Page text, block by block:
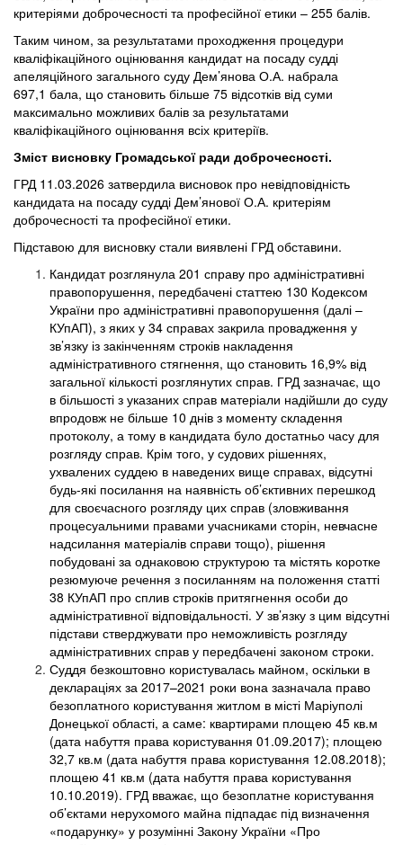
критеріями доброчесності та професійної етики – 255 балів.
Таким чином, за результатами проходження процедури
кваліфікаційного оцінювання кандидат на посаду судді
апеляційного загального суду Дем’янова О.А. набрала
697,1 бала, що становить більше 75 відсотків від суми
максимально можливих балів за результатами
кваліфікаційного оцінювання всіх критеріїв.
Зміст висновку Громадської ради доброчесності.
ГРД 11.03.2026 затвердила висновок про невідповідність
кандидата на посаду судді Дем’янової О.А. критеріям
доброчесності та професійної етики.
Підставою для висновку стали виявлені ГРД обставини.
Кандидат розглянула 201 справу про адміністративні
правопорушення, передбачені статтею 130 Кодексом
України про адміністративні правопорушення (далі –
КУпАП), з яких у 34 справах закрила провадження у
зв’язку із закінченням строків накладення
адміністративного стягнення, що становить 16,9% від
загальної кількості розглянутих справ. ГРД зазначає, що
в більшості з указаних справ матеріали надійшли до суду
впродовж не більше 10 днів з моменту складення
протоколу, а тому в кандидата було достатньо часу для
розгляду справ. Крім того, у судових рішеннях,
ухвалених суддею в наведених вище справах, відсутні
будь-які посилання на наявність об’єктивних перешкод
для своєчасного розгляду цих справ (зловживання
процесуальними правами учасниками сторін, невчасне
надсилання матеріалів справи тощо), рішення
побудовані за однаковою структурою та містять коротке
резюмуюче речення з посиланням на положення статті
38 КУпАП про сплив строків притягнення особи до
адміністративної відповідальності. У зв’язку з цим відсутні
підстави стверджувати про неможливість розгляду
адміністративних справ у передбачені законом строки.
Суддя безкоштовно користувалась майном, оскільки в
деклараціях за 2017–2021 роки вона зазначала право
безоплатного користування житлом в місті Маріуполі
Донецької області, а саме: квартирами площею 45 кв.м
(дата набуття права користування 01.09.2017); площею
32,7 кв.м (дата набуття права користування 12.08.2018);
площею 41 кв.м (дата набуття права користування
10.10.2019). ГРД вважає, що безоплатне користування
об’єктами нерухомого майна підпадає під визначення
«подарунку» у розумінні Закону України «Про